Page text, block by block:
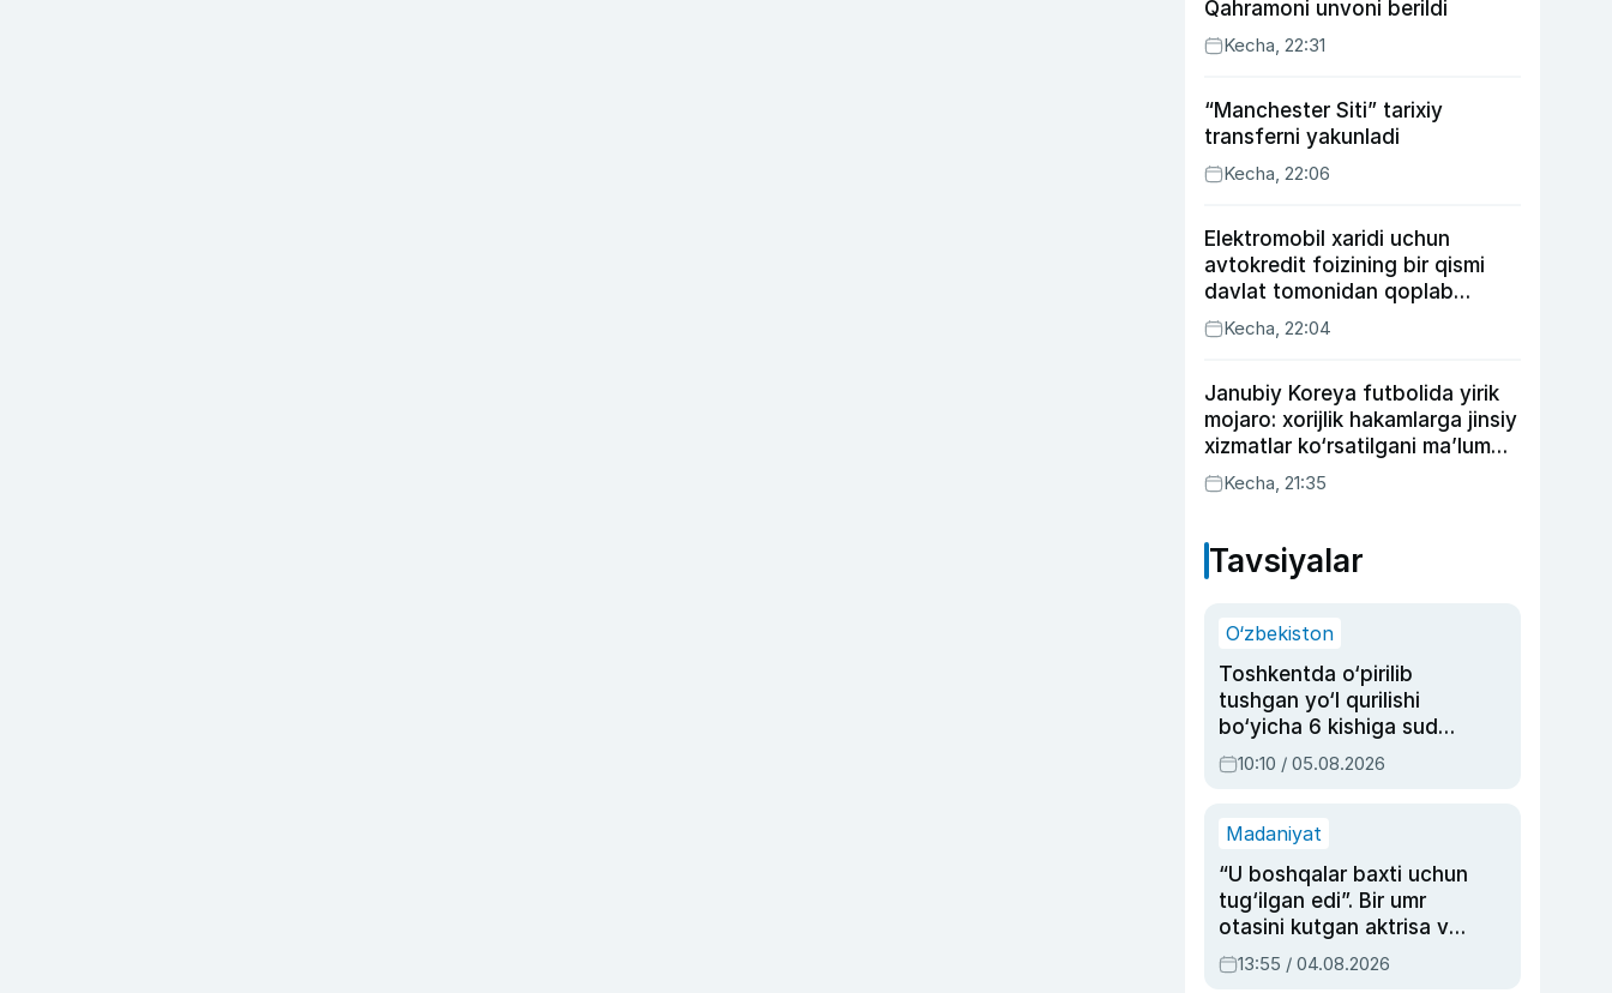
Qahramoni unvoni berildi
Kecha, 22:31
“Manchester Siti” tarixiy
transferni yakunladi
Kecha, 22:06
Elektromobil xaridi uchun
avtokredit foizining bir qismi
davlat tomonidan qoplab
berilishi mumkin
Kecha, 22:04
Janubiy Koreya futbolida yirik
mojaro: xorijlik hakamlarga jinsiy
xizmatlar ko‘rsatilgani ma’lum
qilindi
Kecha, 21:35
Tavsiyalar
O‘zbekiston
Toshkentda o‘pirilib
tushgan yo‘l qurilishi
bo‘yicha 6 kishiga sud
hukmi o‘qildi
10:10 / 05.08.2026
Madaniyat
“U boshqalar baxti uchun
tug‘ilgan edi”. Bir umr
otasini kutgan aktrisa va
dublyaj ustasi Rimma
Ahmedovaning
13:55 / 04.08.2026